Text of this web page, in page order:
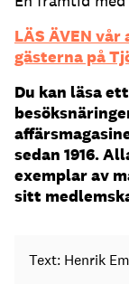
LÄS ÄVEN
gästerna på
Du kan läsa
sedan 1916.
exemplar av
sitt
Text: Henrik